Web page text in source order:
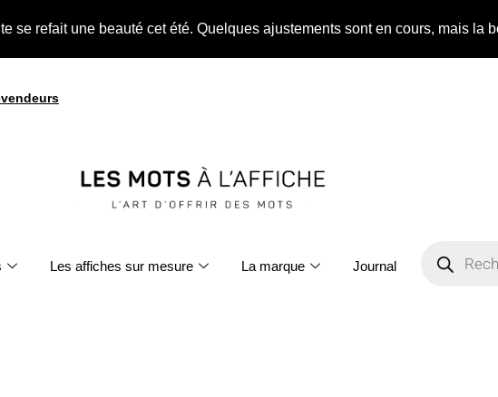
se refait une beauté cet été. Quelques ajustements sont en cours, mais la
Les affiches sur mesure La marque Journal